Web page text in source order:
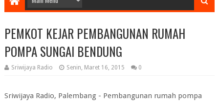
PEMKOT KEJAR PEMBANGUNAN RUMAH
POMPA SUNGAI BENDUNG
Sriwijaya Radio Senin, Maret 16, 2015 0
Sriwijaya Radio, Palembang - Pembangunan rumah pompa